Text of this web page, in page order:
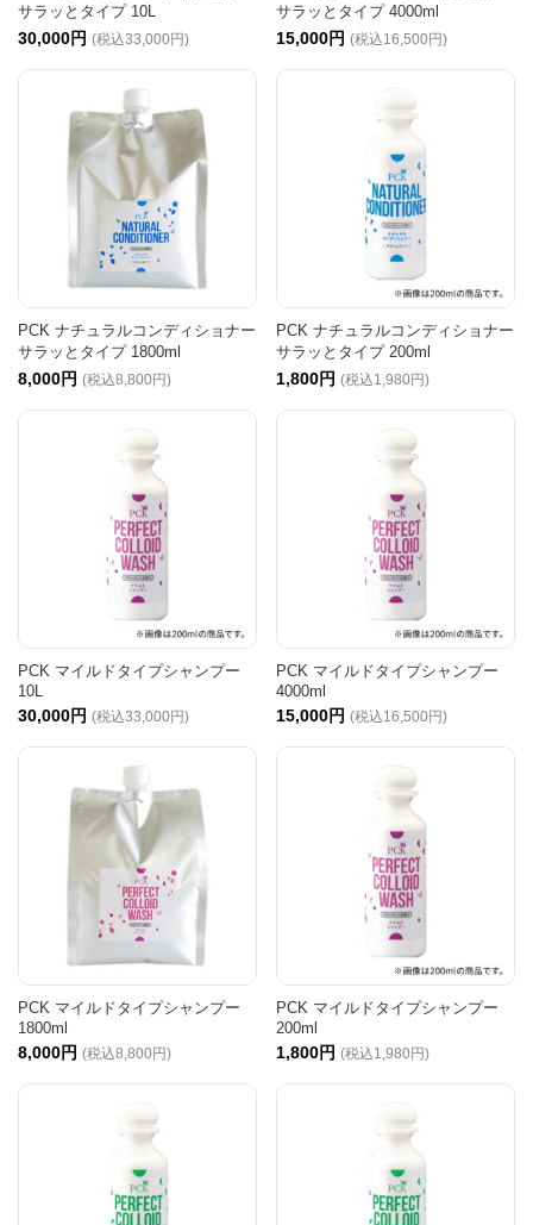
サラッとタイプ 10L
30,000円 (税込33,000円)
サラッとタイプ 4000ml
15,000円 (税込16,500円)
PCK ナチュラルコンディショナー
サラッとタイプ 1800ml
8,000円 (税込8,800円)
PCK ナチュラルコンディショナー
サラッとタイプ 200ml
1,800円 (税込1,980円)
PCK マイルドタイプシャンプー
10L
30,000円 (税込33,000円)
PCK マイルドタイプシャンプー
4000ml
15,000円 (税込16,500円)
PCK マイルドタイプシャンプー
1800ml
8,000円 (税込8,800円)
PCK マイルドタイプシャンプー
200ml
1,800円 (税込1,980円)